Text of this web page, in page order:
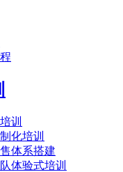
训
化培训
体系搭建
体验式培训